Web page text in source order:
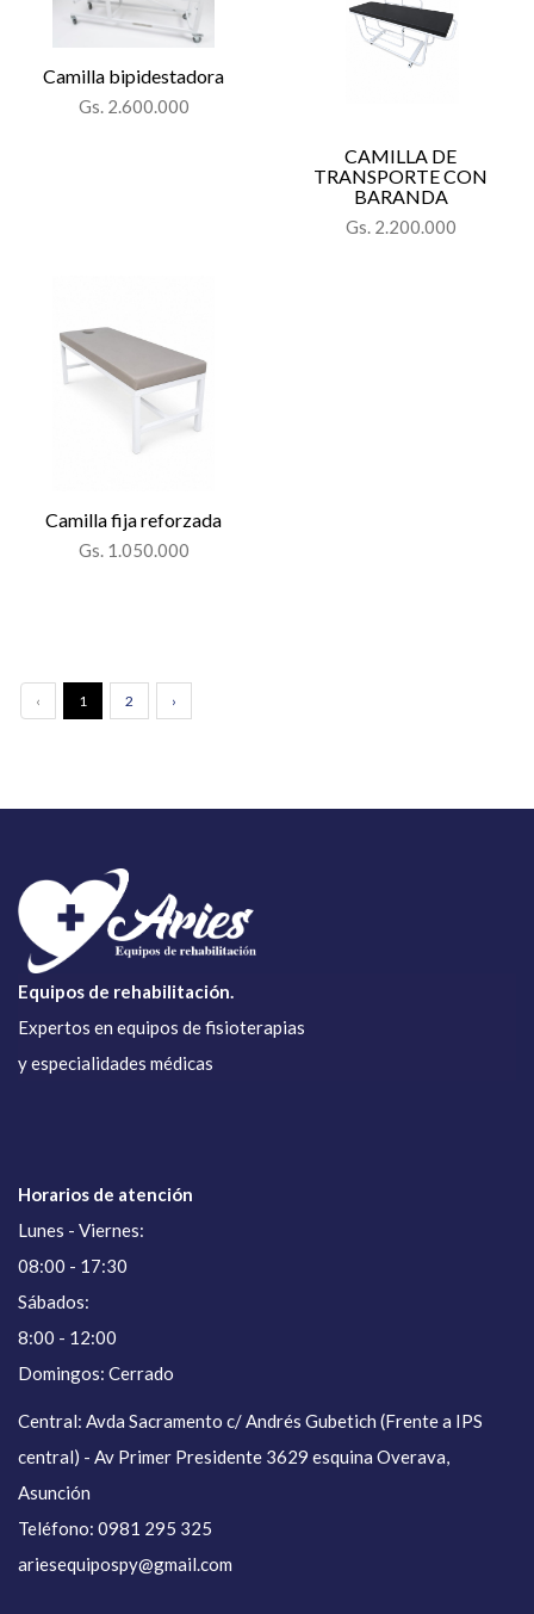
Camilla bipidestadora
Gs. 2.600.000
CAMILLA DE
TRANSPORTE CON
BARANDA
Gs. 2.200.000
Camilla fija reforzada
Gs. 1.050.000
‹ 1 2 ›
Equipos de rehabilitación.
Expertos en equipos de fisioterapias
y especialidades médicas
Horarios de atención
Lunes - Viernes:
08:00 - 17:30
Sábados:
8:00 - 12:00
Domingos: Cerrado
Central: Avda Sacramento c/ Andrés Gubetich (Frente a IPS
central) - Av Primer Presidente 3629 esquina Overava,
Asunción
Teléfono: 0981 295 325
ariesequipospy@gmail.com